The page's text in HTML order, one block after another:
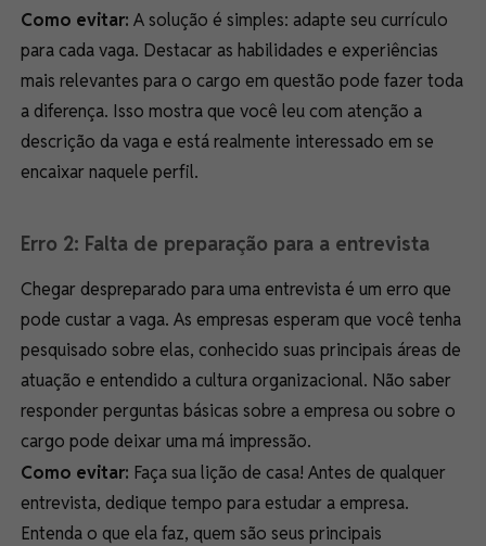
Como evitar: A solução é simples: adapte seu currículo
para cada vaga. Destacar as habilidades e experiências
mais relevantes para o cargo em questão pode fazer toda
a diferença. Isso mostra que você leu com atenção a
descrição da vaga e está realmente interessado em se
encaixar naquele perfil.
Erro 2: Falta de preparação para a entrevista
Chegar despreparado para uma entrevista é um erro que
pode custar a vaga. As empresas esperam que você tenha
pesquisado sobre elas, conhecido suas principais áreas de
atuação e entendido a cultura organizacional. Não saber
responder perguntas básicas sobre a empresa ou sobre o
cargo pode deixar uma má impressão.
Como evitar: Faça sua lição de casa! Antes de qualquer
entrevista, dedique tempo para estudar a empresa.
Entenda o que ela faz, quem são seus principais